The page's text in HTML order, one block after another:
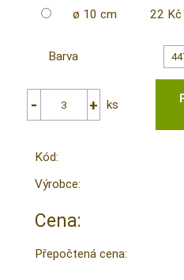
ø 10 cm
22 Kč
Barva
ks
Kód:
Výrobce:
Cena:
Přepočtená cena: